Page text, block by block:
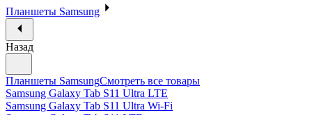
Планшеты Samsung
Назад
Планшеты SamsungСмотреть все товары
Samsung Galaxy Tab S11 Ultra LTE
Samsung Galaxy Tab S11 Ultra Wi-Fi